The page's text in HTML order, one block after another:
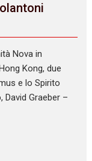
Nova in
Kong, due
e lo Spirito
David Graeber –